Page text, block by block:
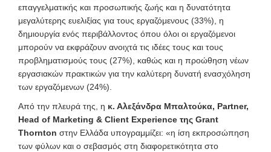
επαγγελματικής και προσωπικής ζωής και η δυνατότητα
μεγαλύτερης ευελιξίας για τους εργαζόμενους (33%), η
δημιουργία ενός περιβάλλοντος όπου όλοι οι εργαζόμενοι
μπορούν να εκφράζουν ανοιχτά τις ιδέες τους και τους
προβληματισμούς τους (27%), καθώς και η προώθηση νέων
εργασιακών πρακτικών για την καλύτερη δυνατή ενασχόληση
των εργαζόμενων (24%).
Από την πλευρά της, η κ. Αλεξάνδρα Μπαλτούκα, Partner,
Head of Marketing & Client Experience της Grant
Thornton στην Ελλάδα υπογραμμίζει: «η ίση εκπροσώπηση
των φύλων και ο σεβασμός στη διαφορετικότητα στο